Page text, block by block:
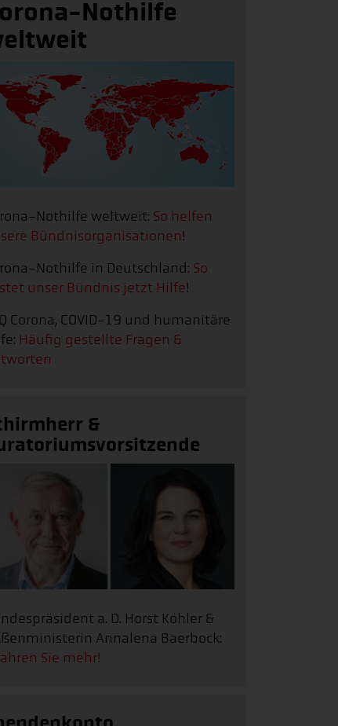
Nothilfe
Nothilfe weltweit: So helfen
Bündnisorganisationen!
Nothilfe in Deutschland: So
unser Bündnis jetzt Hilfe!
Corona, COVID-19 und humanitäre
Häufig gestellte Fragen &
&
a. D. Horst Köhler &
Annalena Baerbock:
Sie mehr!